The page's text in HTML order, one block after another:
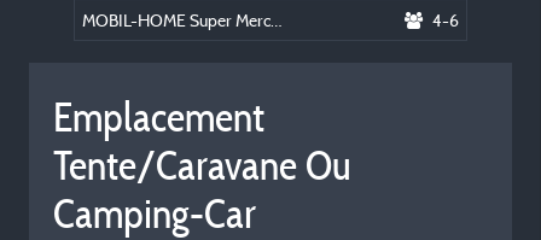
4-6
Emplacement
Tente/Caravane Ou
Camping-Car